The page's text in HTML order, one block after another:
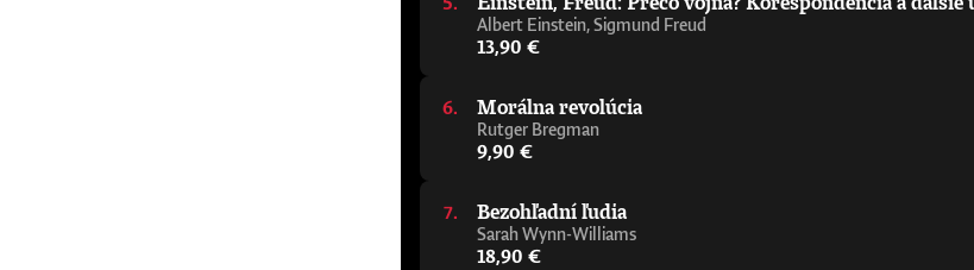
Albert Einstein, Sigmund Freud
13,90 €
Morálna revolúcia
Rutger Bregman
9,90 €
Bezohľadní ľudia
Sarah Wynn-Williams
18,90 €